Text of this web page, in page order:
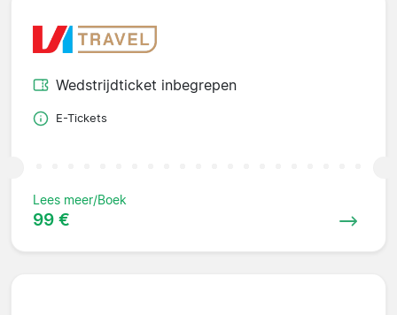
Wedstrijdticket inbegrepen
E-Tickets
Lees meer/Boek
99 €